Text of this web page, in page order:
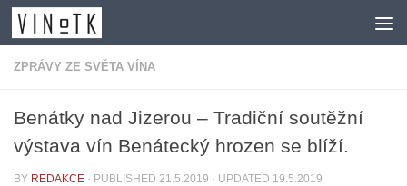
Skip to content
ZPRÁVY ZE SVĚTA VÍNA
Benátky nad Jizerou – Tradiční soutěžní
výstava vín Benátecký hrozen se blíží.
BY REDAKCE · PUBLISHED 21.5.2019 · UPDATED 19.5.2019